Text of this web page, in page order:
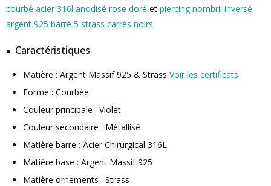
courbé acier 316l anodisé rose doré et piercing nombril inversé
argent 925 barre 5 strass carrés noirs.
Caractéristiques
Matière : Argent Massif 925 & Strass Voir les certificats
Forme : Courbée
Couleur principale : Violet
Couleur secondaire : Métallisé
Matière barre : Acier Chirurgical 316L
Matière base : Argent Massif 925
Matière ornements : Strass